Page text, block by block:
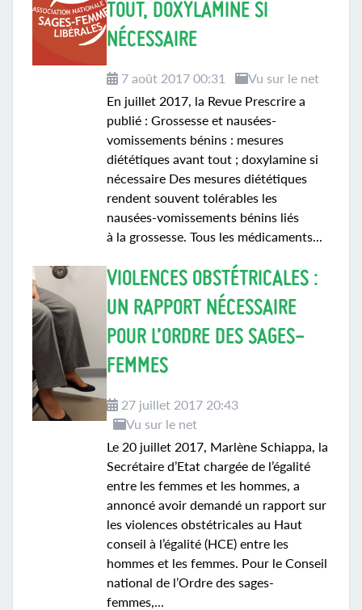
TOUT, DOXYLAMINE SI
NÉCESSAIRE
7 août 2017 00:31
Vu sur le net
En juillet 2017, la Revue Prescrire a
publié : Grossesse et nausées-
vomissements bénins : mesures
diététiques avant tout ; doxylamine si
nécessaire Des mesures diététiques
rendent souvent tolérables les
nausées-vomissements bénins liés
à la grossesse. Tous les médicaments...
VIOLENCES OBSTÉTRICALES :
UN RAPPORT NÉCESSAIRE
POUR L’ORDRE DES SAGES-
FEMMES
27 juillet 2017 20:43
Vu sur le net
Le 20 juillet 2017, Marlène Schiappa, la
Secrétaire d’Etat chargée de l’égalité
entre les femmes et les hommes, a
annoncé avoir demandé un rapport sur
les violences obstétricales au Haut
conseil à l’égalité (HCE) entre les
hommes et les femmes. Pour le Conseil
national de l’Ordre des sages-
femmes,...